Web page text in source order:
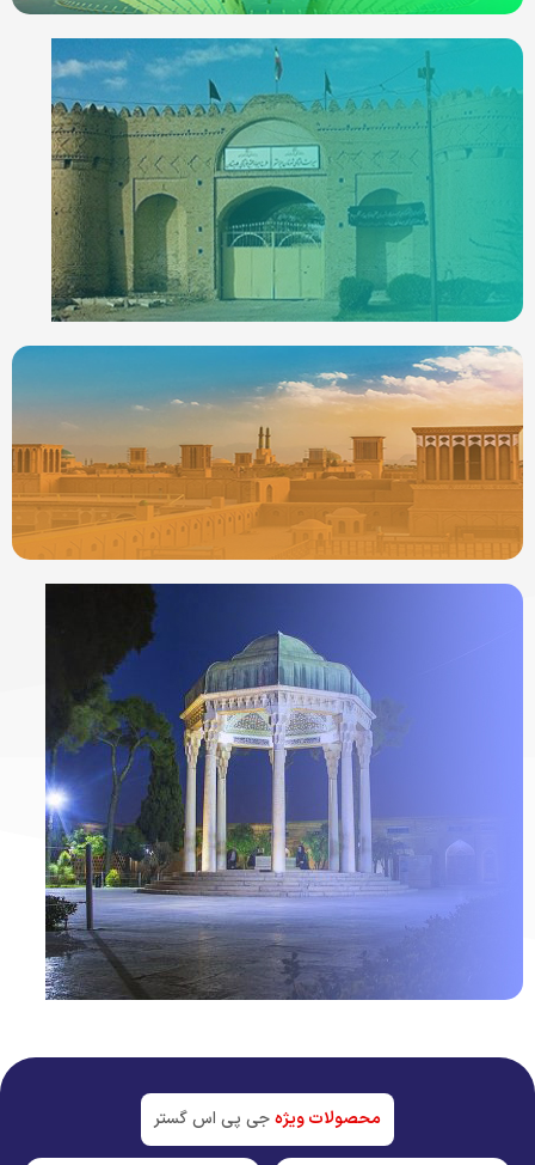
ردیاب خودرو در
ردیاب خودرو درایرانشهر
جدیدترین ردیابها
ردیاب خودرو درشیراز
محصولات ویژهجی پی اس گستر